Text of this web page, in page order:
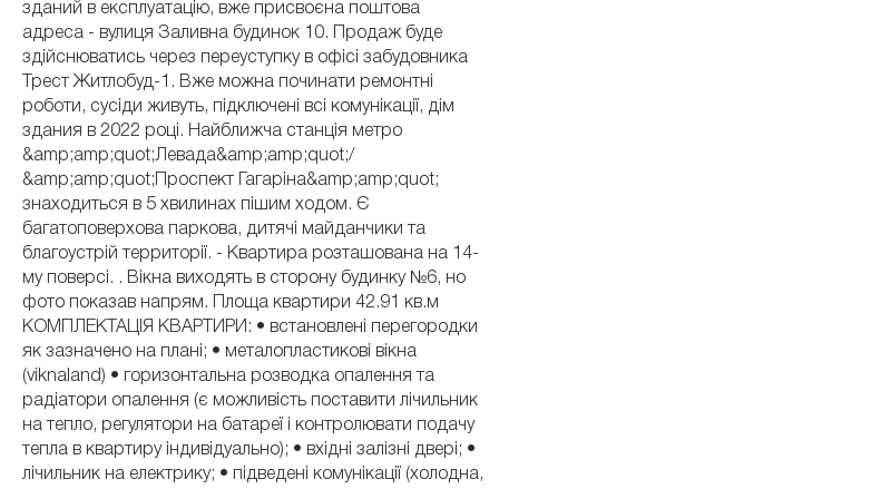
зданий в експлуатацію, вже присвоєна поштова
адреса - вулиця Заливна будинок 10. Продаж буде
здійснюватись через переуступку в офісі забудовника
Трест Житлобуд-1. Вже можна починати ремонтні
роботи, сусіди живуть, підключені всі комунікації, дім
здания в 2022 році. Найближча станція метро
&amp;amp;quot;Левада&amp;amp;quot;/
&amp;amp;quot;Проспект Гагаріна&amp;amp;quot;
знаходиться в 5 хвилинах пішим ходом. Є
багатоповерхова паркова, дитячі майданчики та
благоустрій территорії. - Квартира розташована на 14-
му поверсі. . Вікна виходять в сторону будинку №6, но
фото показав напрям. Площа квартири 42.91 кв.м
КОМПЛЕКТАЦІЯ КВАРТИРИ: • встановлені перегородки
як зазначено на плані; • металопластикові вікна
(viknaland) • горизонтальна розводка опалення та
радіатори опалення (є можливість поставити лічильник
на тепло, регулятори на батареї і контролювати подачу
тепла в квартиру індивідуально); • вхідні залізні двері; •
лічильник на електрику; • підведені комунікації (холодна,